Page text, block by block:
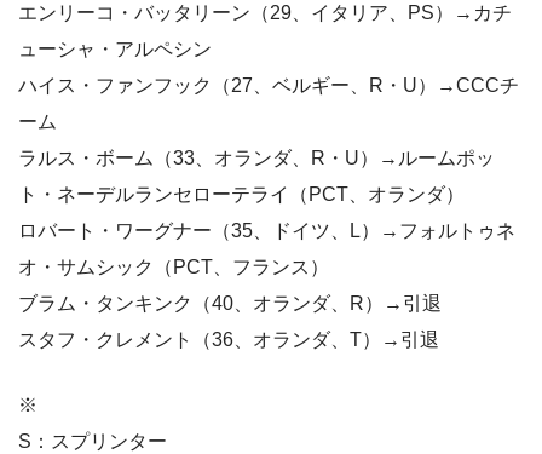
エンリーコ・バッタリーン（29、イタリア、PS）→カチ
ューシャ・アルペシン
ハイス・ファンフック（27、ベルギー、R・U）→CCCチ
ーム
ラルス・ボーム（33、オランダ、R・U）→ルームポッ
ト・ネーデルランセローテライ（PCT、オランダ）
ロバート・ワーグナー（35、ドイツ、L）→フォルトゥネ
オ・サムシック（PCT、フランス）
ブラム・タンキンク（40、オランダ、R）→引退
スタフ・クレメント（36、オランダ、T）→引退
※
S：スプリンター